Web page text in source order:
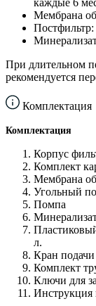
каждые 6
Мембрана
При длительном
рекомендуется
Комплектация
Комплектация
Корпус
Комплект
Мембрана
Угольный
Помпа
л.
Кран
Комплект
Ключи для
Инструкция